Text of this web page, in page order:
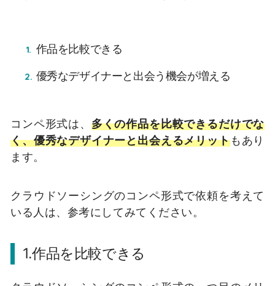
作品を比較できる
優秀なデザイナーと出会う機会が増える
コンペ形式は、 多くの作品を比較できるだけでな
く、優秀なデザイナーと出会えるメリットもあり
ます。
クラウドソーシングのコンペ形式で依頼を考えて
いる人は、参考にしてみてください。
1.作品を比較できる